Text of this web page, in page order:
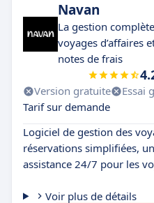
Navan
La gestion
voyages d’affaires
notes de frais
Version gratuite Essai
Tarif sur demande
Logiciel de gestion des
réservations simplifiées,
assistance 24/7 pour les
Voir plus de détails